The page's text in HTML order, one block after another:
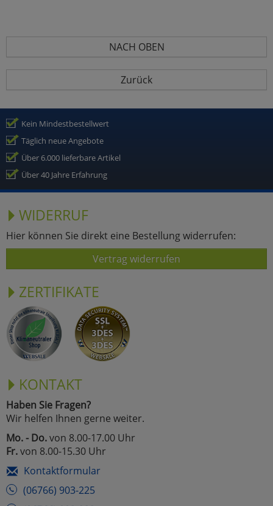
NACH OBEN
Zurück
Kein Mindestbestellwert
Täglich neue Angebote
Über 6.000 lieferbare Artikel
Über 40 Jahre Erfahrung
WIDERRUF
Hier können Sie direkt eine Bestellung widerrufen:
Vertrag widerrufen
ZERTIFIKATE
KONTAKT
Haben Sie Fragen?
Wir helfen Ihnen gerne weiter.
Mo. - Do.von 8.00-17.00 Uhr
Fr.von 8.00-15.30 Uhr
Kontaktformular
(06766) 903-225